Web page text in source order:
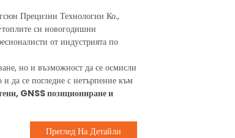
Прецизни Технологии Ко.,
си новогодишни
от индустрията по
но и възможност да се осмисли
и да се погледне с нетърпение към
GNSS позициониране и
Преглед На Детайли